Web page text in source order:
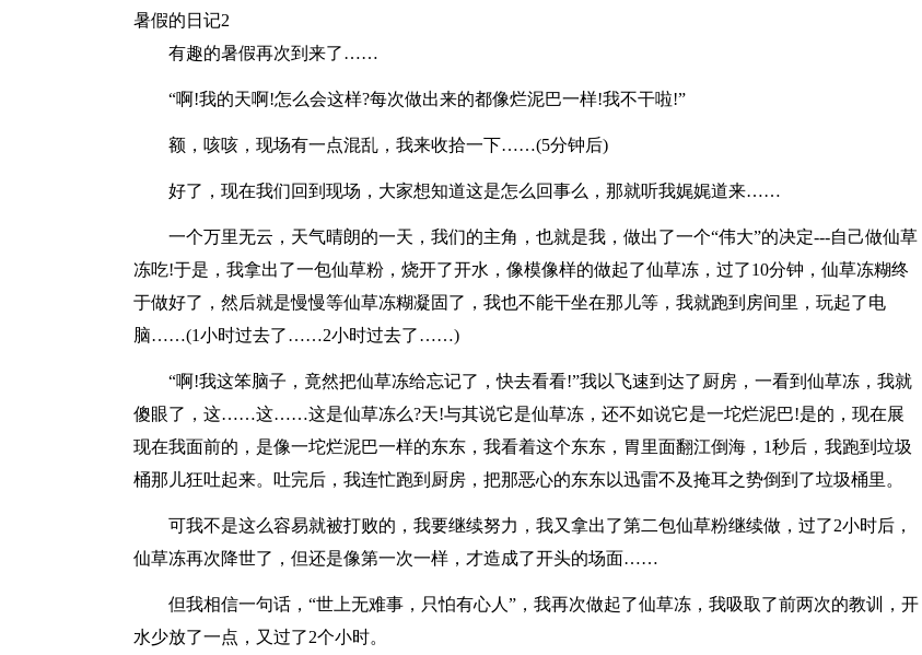
暑假的日记2
有趣的暑假再次到来了……
“啊!我的天啊!怎么会这样?每次做出来的都像烂泥巴一样!我不干啦!”
额，咳咳，现场有一点混乱，我来收拾一下……(5分钟后)
好了，现在我们回到现场，大家想知道这是怎么回事么，那就听我娓娓道来……
一个万里无云，天气晴朗的一天，我们的主角，也就是我，做出了一个“伟大”的决定---自己做仙草
冻吃!于是，我拿出了一包仙草粉，烧开了开水，像模像样的做起了仙草冻，过了10分钟，仙草冻糊终
于做好了，然后就是慢慢等仙草冻糊凝固了，我也不能干坐在那儿等，我就跑到房间里，玩起了电
脑……(1小时过去了……2小时过去了……)
“啊!我这笨脑子，竟然把仙草冻给忘记了，快去看看!”我以飞速到达了厨房，一看到仙草冻，我就
傻眼了，这……这……这是仙草冻么?天!与其说它是仙草冻，还不如说它是一坨烂泥巴!是的，现在展
现在我面前的，是像一坨烂泥巴一样的东东，我看着这个东东，胃里面翻江倒海，1秒后，我跑到垃圾
桶那儿狂吐起来。吐完后，我连忙跑到厨房，把那恶心的东东以迅雷不及掩耳之势倒到了垃圾桶里。
可我不是这么容易就被打败的，我要继续努力，我又拿出了第二包仙草粉继续做，过了2小时后，
仙草冻再次降世了，但还是像第一次一样，才造成了开头的场面……
但我相信一句话，“世上无难事，只怕有心人”，我再次做起了仙草冻，我吸取了前两次的教训，开
水少放了一点，又过了2个小时。